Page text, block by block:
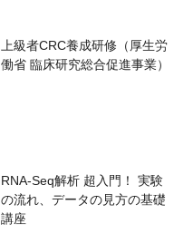
上級者CRC養成研修（厚生労
働省 臨床研究総合促進事業）
RNA-Seq解析 超入門！ 実験
の流れ、データの見方の基礎
講座